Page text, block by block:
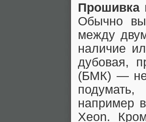
Прошивка
Обычно
между
наличие
дубовая,
(БМК) — не
например
Xeon.